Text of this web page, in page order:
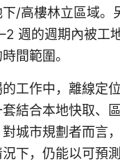
/高樓林立區域。
週的週期內被工
間範圍。
工作中，離線定
結合本地快取、
城市規劃者而言
下，仍能以可預